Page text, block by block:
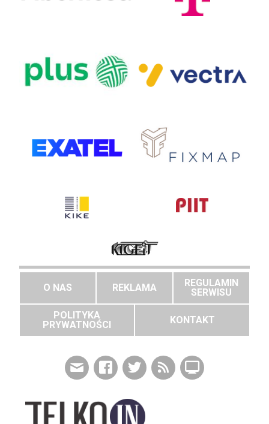
O NAS REKLAMA
REGULAMIN
SERWISU
POLITYKA
PRYWATNOŚCI
KONTAKT